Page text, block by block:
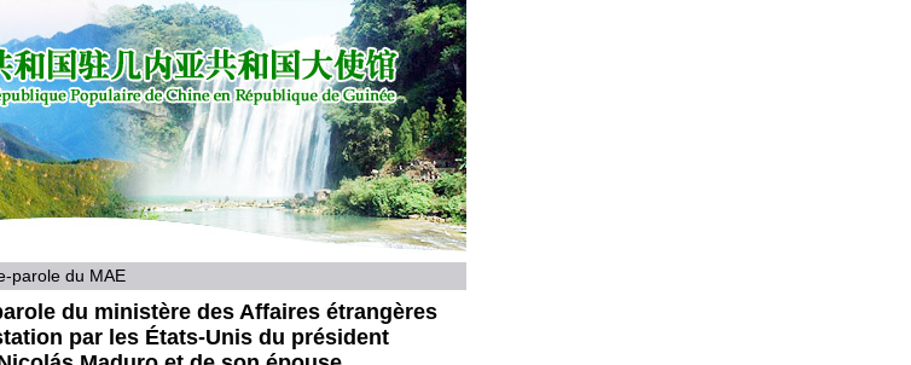
parole du MAE
du ministère des Affaires étrangères
par les États-Unis du président